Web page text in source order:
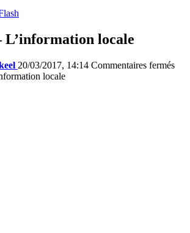
L’information locale
20/03/2017, 14:14 Commentaires fermés
locale